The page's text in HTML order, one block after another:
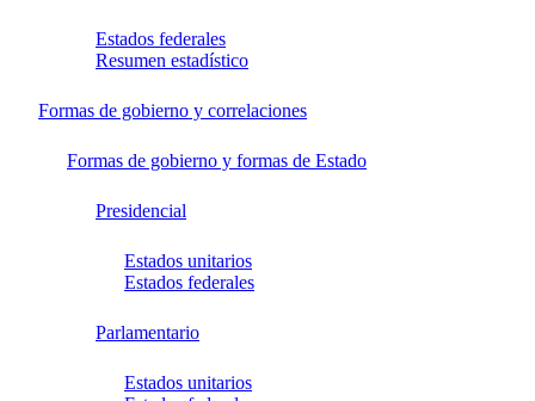
Estados federales
Resumen estadístico
Formas de gobierno y correlaciones
Formas de gobierno y formas de Estado
Presidencial
Estados unitarios
Estados federales
Parlamentario
Estados unitarios